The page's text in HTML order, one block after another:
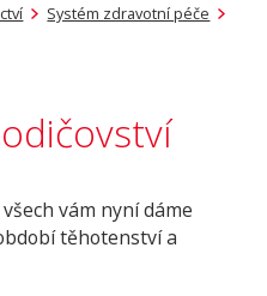
Systém zdravotní péče
vám nyní dáme
těhotenství a